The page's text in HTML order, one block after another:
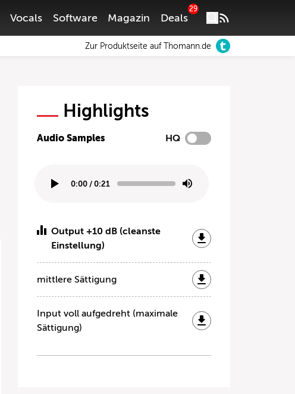
Vocals Software Magazin Deals
29
Zur Produktseite auf Thomann.de
Highlights
Audio Samples HQ
0:00 / 0:21
Output +10 dB (cleanste
Einstellung)
mittlere Sättigung
Input voll aufgedreht (maximale
Sättigung)